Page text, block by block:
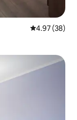
Calificación
4.97 (38)